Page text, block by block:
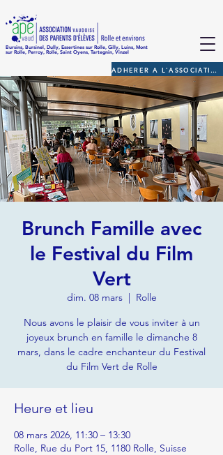
Bursins, Bursinel, Dully, Essertines sur Rolle, Gilly, Luins, Mont
sur Rolle, Perroy, Rolle, Saint Oyens, Tartegnin, Vinzel
ADHERER A L'ASSOCIATION
Brunch Famille avec
le Festival du Film
Vert
dim. 08 mars
  |
Rolle
Nous avons le plaisir de vous inviter à un
joyeux brunch en famille le dimanche 8
mars, dans le cadre enchanteur du Festival
du Film Vert de Rolle
Heure et lieu
08 mars 2026, 11:30 – 13:30
Rolle, Rue du Port 15, 1180 Rolle, Suisse